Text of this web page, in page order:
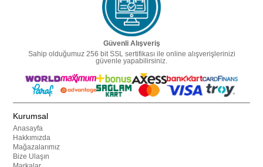
Güvenli Alışveriş
Sahip olduğumuz 256 bit SSL sertifikası ile online alışverişlerinizi
güvenle yapabilirsiniz.
Kurumsal
Anasayfa
Hakkımızda
Mağazalarımız
Bize Ulaşın